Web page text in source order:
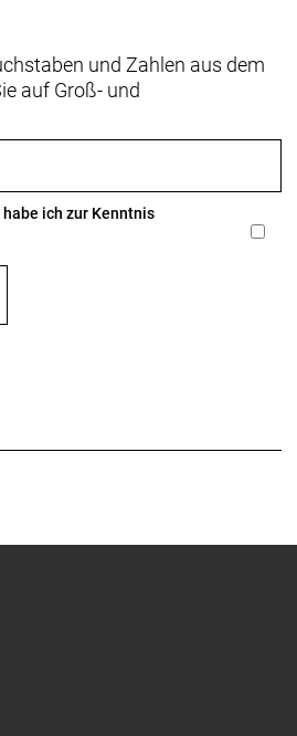
100 x 12 mm-Steckachse
gedichtetes Lager,
11fach-
142 x 12 mm-
und Zahlen aus dem
auf Groß- und
habe ich zur Kenntnis